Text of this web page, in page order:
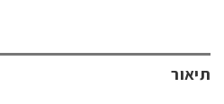
תיאור